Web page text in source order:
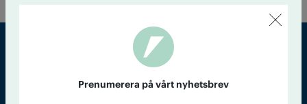
Prenumerera på vårt nyhetsbrev